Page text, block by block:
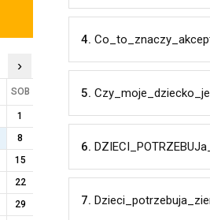
4.
5.
6.
7.
›
SOB
1
8
15
22
29